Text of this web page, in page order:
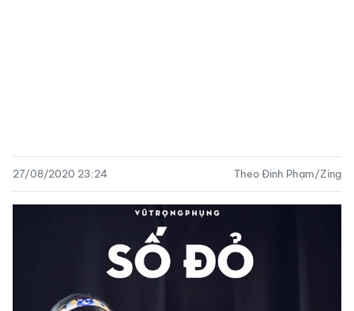
27/08/2020 23:24 Theo Đinh Phạm/Zing